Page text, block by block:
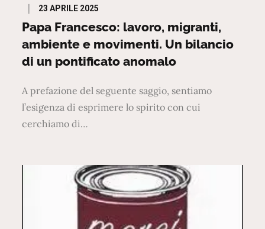
Posted
on
23 APRILE 2025
Papa Francesco: lavoro, migranti,
ambiente e movimenti. Un bilancio
di un pontificato anomalo
A prefazione del seguente saggio, sentiamo
l’esigenza di esprimere lo spirito con cui
cerchiamo di…